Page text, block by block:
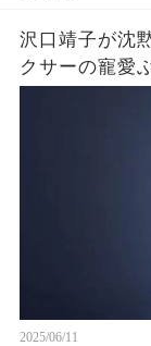
沢口靖子が沈
クサーの寵愛
2025/06/11